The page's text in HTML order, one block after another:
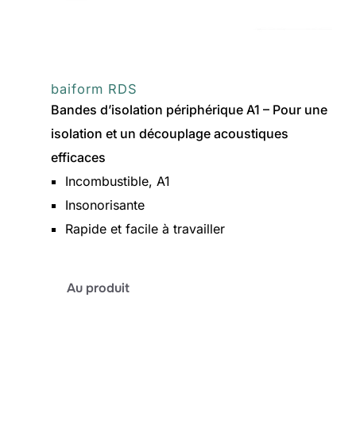
baiform RDS
Bandes d’isolation périphérique A1 – Pour une
isolation et un découplage acoustiques
efficaces
Incombustible, A1
Insonorisante
Rapide et facile à travailler
Au produit: